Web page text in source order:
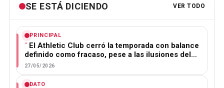
SE ESTÁ DICIENDO VER TODO
PRINCIPAL
El Athletic Club cerró la temporada con balance
definido como fracaso, pese a las ilusiones del…
27/05/2026
DATO